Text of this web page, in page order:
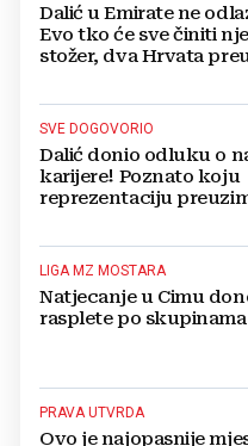
Dalić u Emirate ne
Evo tko će sve činiti
stožer, dva Hrvata
SVE DOGOVORIO
Dalić donio odluku o
karijere! Poznato koju
reprezentaciju
LIGA MZ MOSTARA
Natjecanje u Cimu
rasplete po skupinama
PRAVA UTVRDA
Ovo je najopasnije